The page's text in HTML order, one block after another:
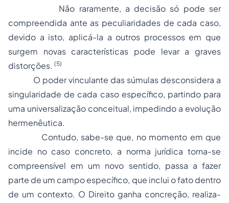
Não raramente, a decisão só pode ser
compreendida ante as peculiaridades de cada caso,
devido a isto, aplicá-la a outros processos em que
surgem novas características pode levar a graves
distorções. (5)
O poder vinculante das súmulas desconsidera a
singularidade de cada caso específico, partindo para
uma universalização conceitual, impedindo a evolução
hermenêutica.
Contudo, sabe-se que, no momento em que
incide no caso concreto, a norma jurídica torna-se
compreensível em um novo sentido, passa a fazer
parte de um campo específico, que inclui o fato dentro
de um contexto. O Direito ganha concreção, realiza-